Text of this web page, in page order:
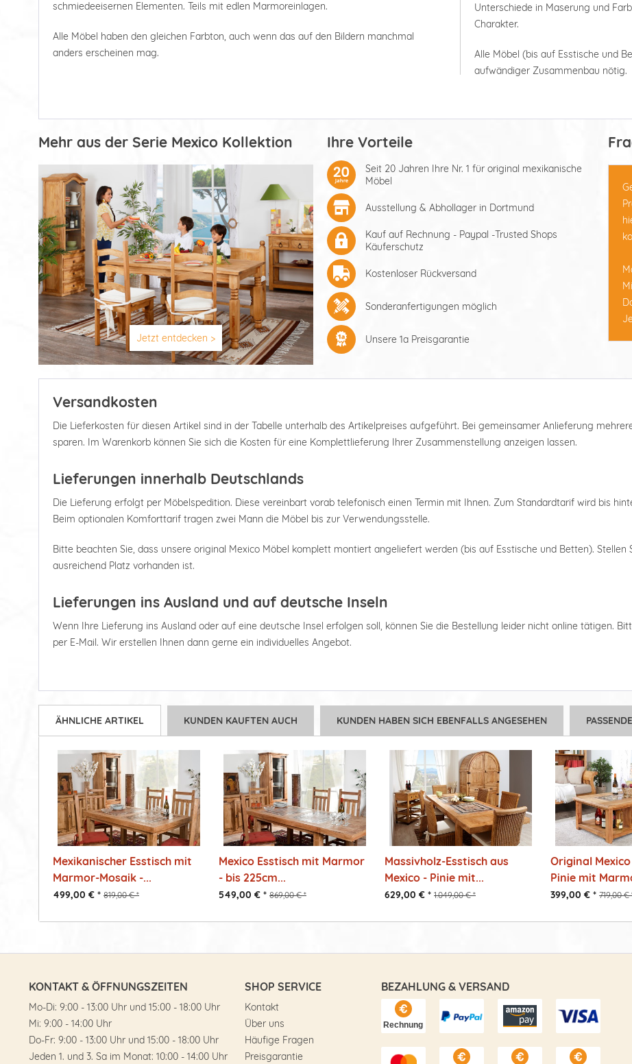
schmiedeeisernen Elementen. Teils mit edlen Marmoreinlagen.
Alle Möbel haben den gleichen Farbton, auch wenn das auf den Bildern manchmal
anders erscheinen mag.
Unterschiede in Maserung und
Charakter.
Alle Möbel (bis auf Esstische und
aufwändiger Zusammenbau nötig.
Mehr aus der Serie Mexico Kollektion
Jetzt entdecken >
Ihre Vorteile
Seit 20 Jahren Ihre Nr. 1 für original mexikanische
Möbel
Ausstellung & Abhollager in Dortmund
Kauf auf Rechnung - Paypal -Trusted Shops
Käuferschutz
Kostenloser Rückversand
Sonderanfertigungen möglich
Unsere 1a Preisgarantie
Versandkosten
Die Lieferkosten für diesen Artikel sind in der Tabelle unterhalb des Artikelpreises aufgeführt. Bei gemeinsamer Anlieferung
sparen. Im Warenkorb können Sie sich die Kosten für eine Komplettlieferung Ihrer Zusammenstellung anzeigen lassen.
Lieferungen innerhalb Deutschlands
Die Lieferung erfolgt per Möbelspedition. Diese vereinbart vorab telefonisch einen Termin mit Ihnen. Zum Standardtarif wird bis
Beim optionalen Komforttarif tragen zwei Mann die Möbel bis zur Verwendungsstelle.
Bitte beachten Sie, dass unsere original Mexico Möbel komplett montiert angeliefert werden (bis auf Esstische und Betten). Stellen
ausreichend Platz vorhanden ist.
Lieferungen ins Ausland und auf deutsche Inseln
Wenn Ihre Lieferung ins Ausland oder auf eine deutsche Insel erfolgen soll, können Sie die Bestellung leider nicht online tätigen.
per E-Mail. Wir erstellen Ihnen dann gerne ein individuelles Angebot.
ÄHNLICHE ARTIKEL KUNDEN KAUFTEN AUCH KUNDEN HABEN SICH EBENFALLS ANGESEHEN
Mexikanischer Esstisch mit
Marmor-Mosaik -...
499,00 € * 819,00 € *
Mexico Esstisch mit Marmor
- bis 225cm...
549,00 € * 869,00 € *
Massivholz-Esstisch aus
Mexico - Pinie mit...
629,00 € * 1.049,00 € *
Original
Pinie mit
399,00 € * 719,00 €
KONTAKT & ÖFFNUNGSZEITEN
Mo-Di: 9:00 - 13:00 Uhr und 15:00 - 18:00 Uhr
Mi: 9:00 - 14:00 Uhr
Do-Fr: 9:00 - 13:00 Uhr und 15:00 - 18:00 Uhr
Jeden 1. und 3. Sa im Monat: 10:00 - 14:00 Uhr
SHOP SERVICE
Kontakt
Über uns
Häufige Fragen
Preisgarantie
BEZAHLUNG & VERSAND